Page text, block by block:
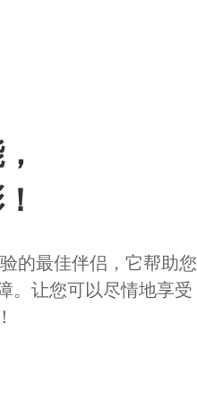
的最佳伴侣，它帮助您
。让您可以尽情地享受